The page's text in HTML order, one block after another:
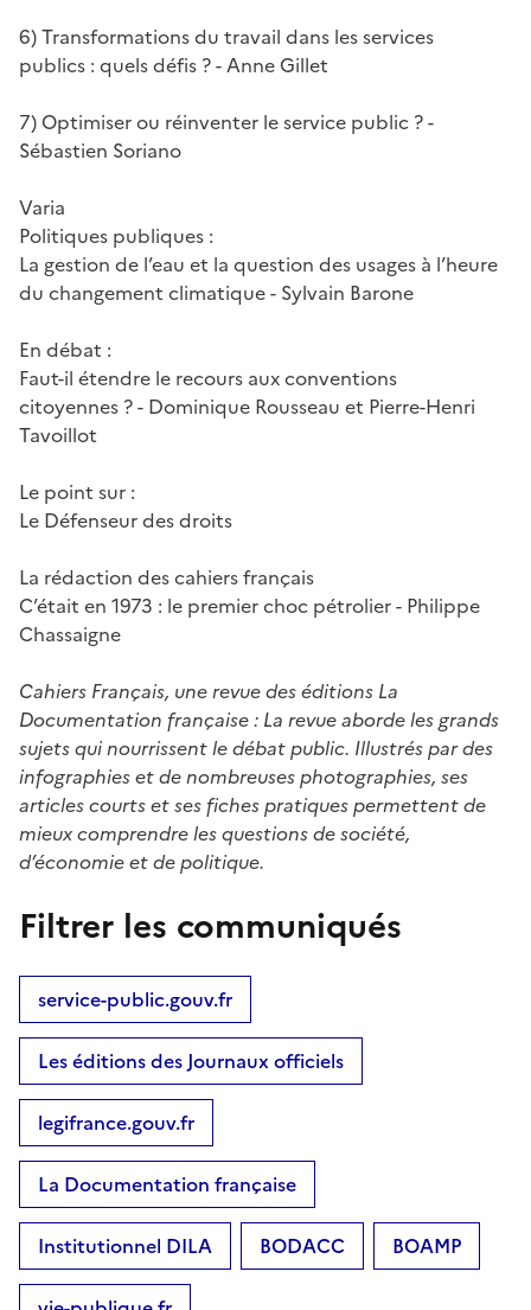
6) Transformations du travail dans les services
publics : quels défis ? - Anne Gillet
7) Optimiser ou réinventer le service public ? -
Sébastien Soriano
Varia
Politiques publiques :
La gestion de l’eau et la question des usages à l’heure
du changement climatique - Sylvain Barone
En débat :
Faut-il étendre le recours aux conventions
citoyennes ? - Dominique Rousseau et Pierre-Henri
Tavoillot
Le point sur :
Le Défenseur des droits
La rédaction des cahiers français
C’était en 1973 : le premier choc pétrolier - Philippe
Chassaigne
Cahiers Français, une revue des éditions La
Documentation française : La revue aborde les grands
sujets qui nourrissent le débat public. Illustrés par des
infographies et de nombreuses photographies, ses
articles courts et ses fiches pratiques permettent de
mieux comprendre les questions de société,
d’économie et de politique.
Filtrer les communiqués
service-public.gouv.fr
Les éditions des Journaux officiels
legifrance.gouv.fr
La Documentation française
Institutionnel DILA BODACC BOAMP